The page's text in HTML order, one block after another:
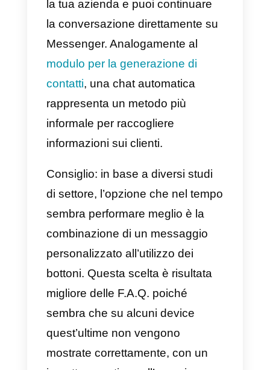
sotto cosa significa) per
Da questa sezione è quindi
possibile personalizzare
l’esperienza dell’utente una volta
cliccata la vostra inserzione
pubblicitaria. In particolar modo,
una volta scelta l’opzione “Crea
nuova”, sarà possibile
selezionare tra le seguenti
opzioni:
1) Messaggio di benvenuto
standard:un semplice
messaggio che può includere un